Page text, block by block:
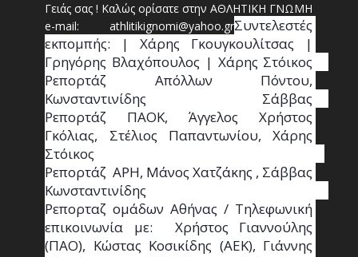
Γειάς σας ! Καλώς ορίσατε στην ΑΘΛΗΤΙΚΗ ΓΝΩΜΗ
e-mail: athlitikignomi@yahoo.grΣυντελεστές
εκπομπής: | Χάρης Γκουγκουλίτσας |
Γρηγόρης Βλαχόπουλος | Χάρης Στόικος
Ρεπορτάζ Απόλλων Πόντου,
Κωνσταντινίδης   Σάββας
Ρεπορτάζ ΠΑΟΚ, Άγγελος Χρήστος
Γκόλιας, Στέλιος Παπαντωνίου, Χάρης
Στόικος
Ρεπορτάζ  ΑΡΗ, Μάνος Χατζάκης , Σάββας
Κωνσταντινίδης
Ρεπορταζ ομάδων Αθήνας / Τηλεφωνική
επικοινωνία με:  Χρήστος Γιαννούλης
(ΠΑΟ), Κώστας Κοσικίδης (ΑΕΚ), Γιάννης